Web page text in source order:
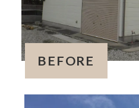
BEFORE